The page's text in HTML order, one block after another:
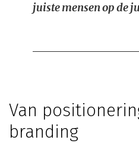
juiste mensen op de
Van
branding